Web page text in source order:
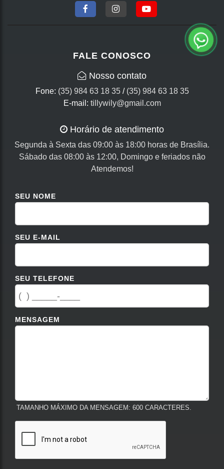
FALE CONOSCO
Nosso contato
Fone: (35) 984 63 18 35/ (35) 984 63 18 35
E-mail: tillywily@gmail.com
Horário de atendimento
Segunda à Sexta das 09:00 às 18:00 horas de Brasília.
Sábado das 08:00 às 12:00, Domingo e feriados não
Atendemos!
SEU NOME
SEU E-MAIL
SEU TELEFONE
MENSAGEM
TAMANHO MÁXIMO DA MENSAGEM: 600 CARACTERES.